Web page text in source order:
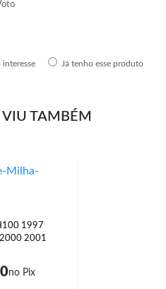
interesse Já tenho esse produto
TAMBÉM
1997
2001